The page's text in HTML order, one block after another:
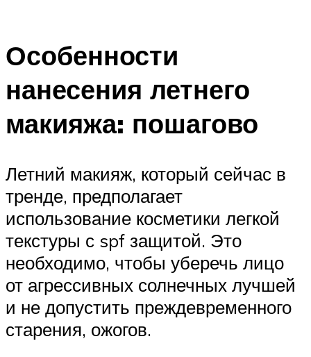
Особенности
нанесения летнего
макияжа: пошагово
Летний макияж, который сейчас в
тренде, предполагает
использование косметики легкой
текстуры с spf защитой. Это
необходимо, чтобы уберечь лицо
от агрессивных солнечных лучшей
и не допустить преждевременного
старения, ожогов.